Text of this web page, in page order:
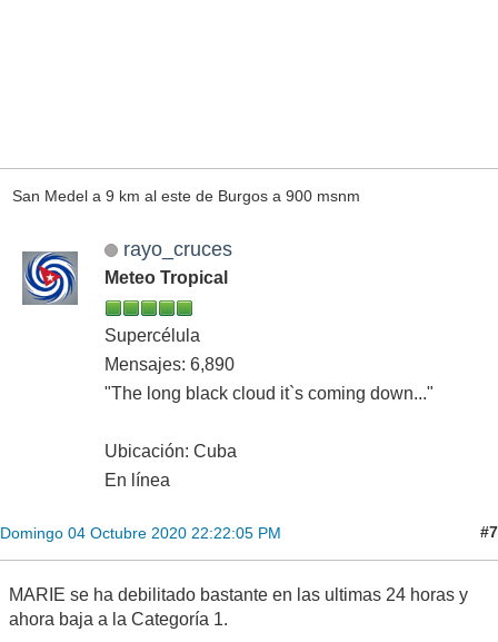
San Medel a 9 km al este de Burgos a 900 msnm
rayo_cruces
Meteo Tropical
Supercélula
Mensajes: 6,890
"The long black cloud it`s coming down..."
Ubicación: Cuba
En línea
Domingo 04 Octubre 2020 22:22:05 PM #7
MARIE se ha debilitado bastante en las ultimas 24 horas y
ahora baja a la Categoría 1.